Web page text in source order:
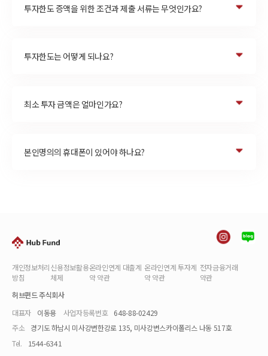
투자한도 증액을 위한 조건과 제출 서류는 무엇인가요?
투자한도는 어떻게 되나요?
최소 투자 금액은 얼마인가요?
본인명의의 휴대폰이 있어야 하나요?
개인정보처리
방침
신용정보활용
체제
온라인연계 대출계
약 약관
온라인연계 투자계
약 약관
전자금융거래
약관
허브펀드 주식회사
대표자
이동용 사업자등록번호
648-88-02429
주소
경기도 하남시 미사강변한강로 135, 미사강변스카이폴리스 나동 517호
Tel.
1544-6341